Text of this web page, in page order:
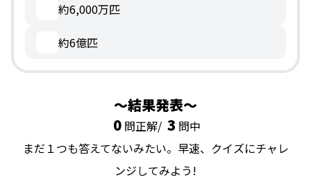
約6,000万匹
約6億匹
結果発表
0 問正解/ 3 問中
まだ１つも答えてないみたい。早速、クイズにチャレ
ンジしてみよう!